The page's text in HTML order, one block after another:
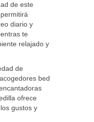
de este
diario y
te
relajado y
de
bed
ofrece
gustos y